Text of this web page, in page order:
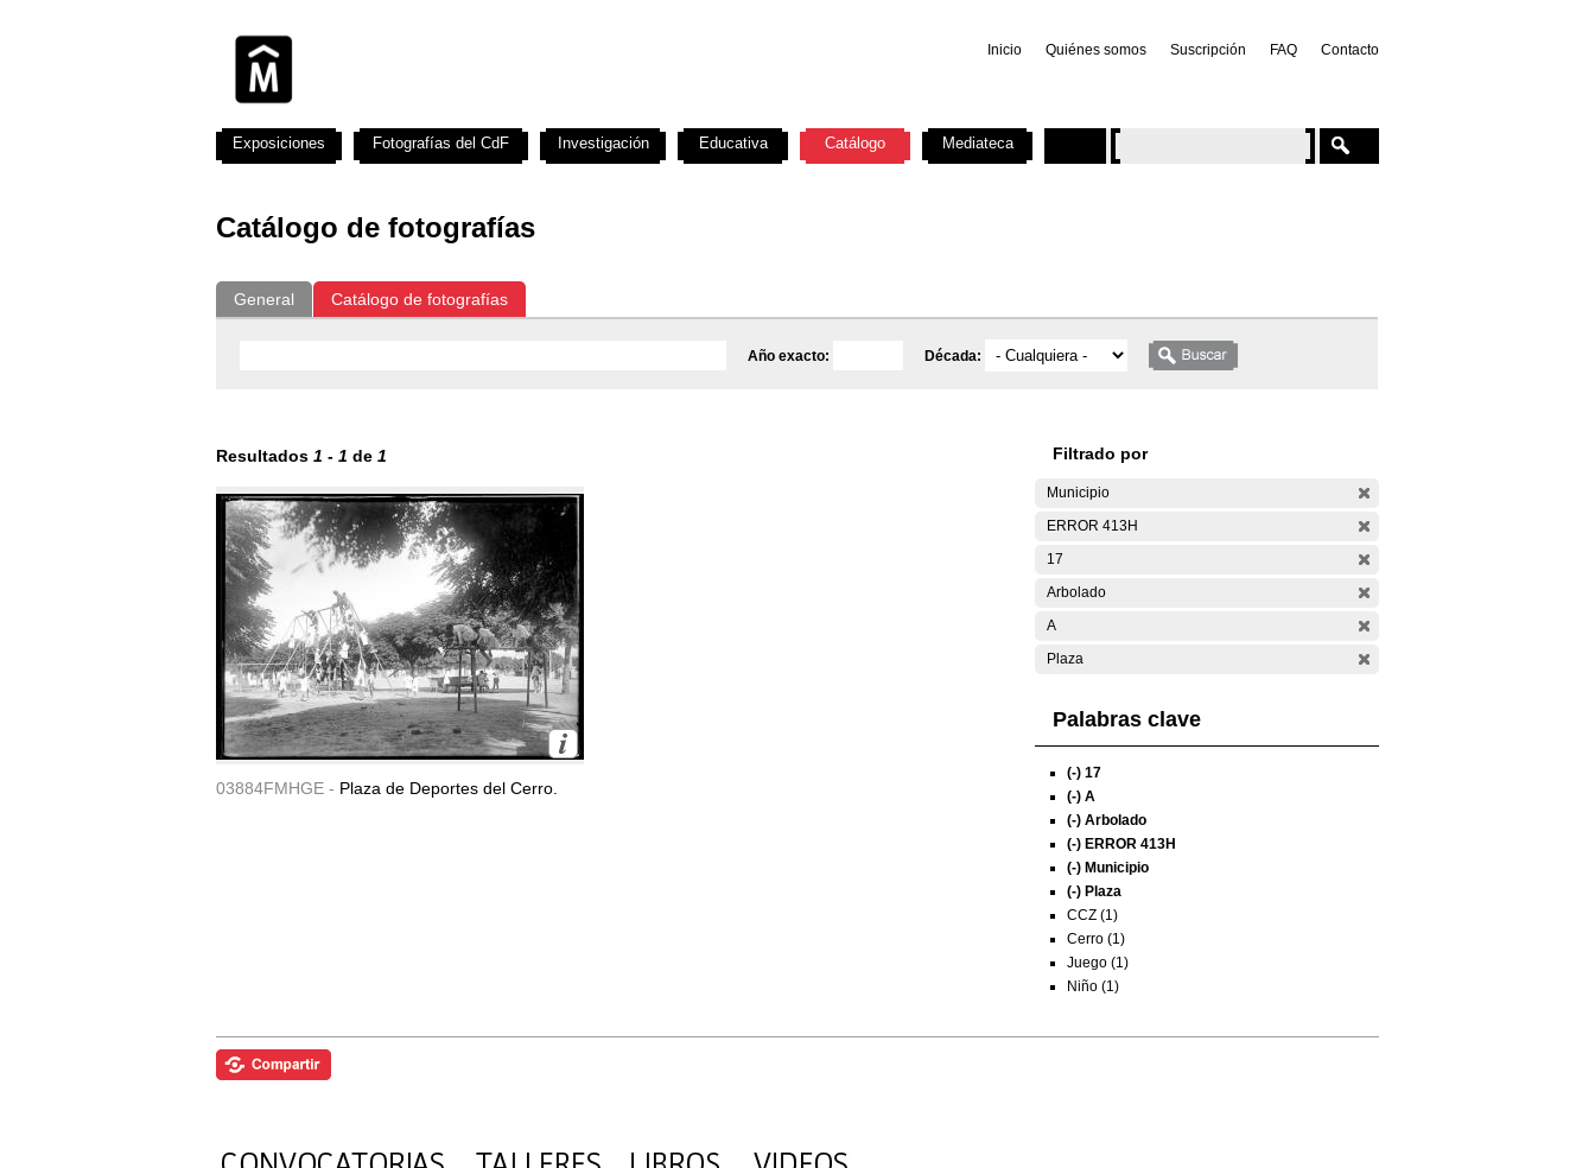
Inicio Quiénes somos Suscripción FAQ Contacto
Catálogo de fotografías
General Catálogo de fotografías
Año exacto: Década:
Resultados 1 - 1 de 1
03884FMHGE - Plaza de Deportes del Cerro.
Filtrado por
Municipio
ERROR 413H
17
Arbolado
A
Plaza
Palabras clave
(-) 17
(-) A
(-) Arbolado
(-) ERROR 413H
(-) Municipio
(-) Plaza
CCZ (1)
Cerro (1)
Juego (1)
Niño (1)
Exposiciones Fotografías del CdF Investigación Educativa Catálogo Mediateca